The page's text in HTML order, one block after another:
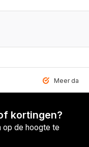
Meer dan 6459
kortingen?
op de hoogte te